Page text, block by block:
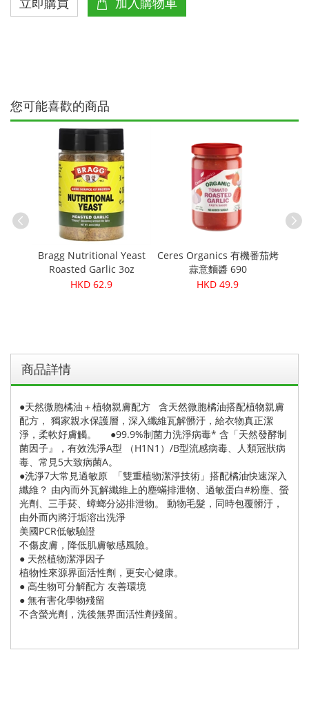
您可能喜歡的商品
Bragg Nutritional Yeast
Roasted Garlic 3oz
HKD 62.9
Ceres Organics 有機番茄烤
蒜意麵醬 690
HKD 49.9
絲
商品詳情
●天然微胞橘油＋植物親膚配方 含天然微胞橘油搭配植物親膚
配方， 獨家親水保護層，深入纖維瓦解髒汙，給衣物真正潔
淨，柔軟好膚觸。 ●99.9%制菌力洗淨病毒* 含「天然發酵制
菌因子』，有效洗淨A型 （H1N1）/B型流感病毒、人類冠狀病
毒、常見5大致病菌A。
●洗淨7大常見過敏原 「雙重植物潔淨技術」搭配橘油快速深入
纖維？ 由內而外瓦解纖維上的塵蟎排泄物、過敏蛋白#粉塵、螢
光劑、三手菸、蟑螂分泌排泄物。 動物毛髮，同時包覆髒汙，
由外而內將汙垢溶出洗淨
美國PCR低敏驗證
不傷皮膚，降低肌膚敏感風險。
● 天然植物潔淨因子
植物性來源界面活性劑，更安心健康。
● 高生物可分解配方 友善環境
● 無有害化學物殘留
不含螢光劑，洗後無界面活性劑殘留。